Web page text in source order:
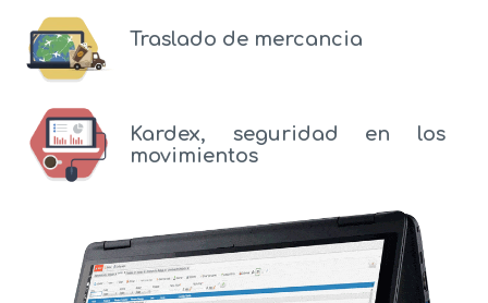
Traslado de mercancia
Kardex, seguridad en los
movimientos